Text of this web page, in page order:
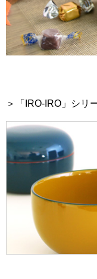
＞「IRO-IRO」シリ